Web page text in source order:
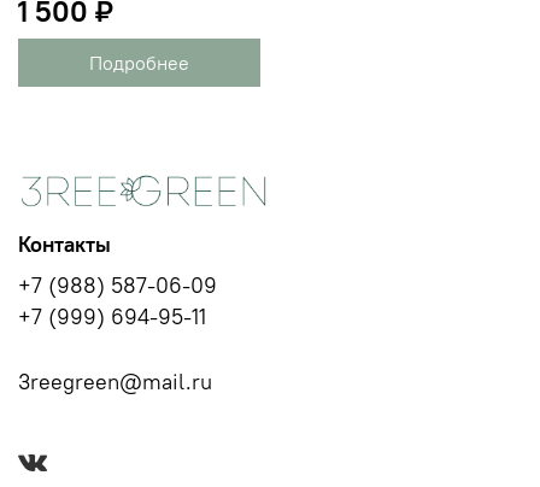
1 500 ₽
Подробнее
Контакты
+7 (988) 587-06-09
+7 (999) 694-95-11
3reegreen@mail.ru